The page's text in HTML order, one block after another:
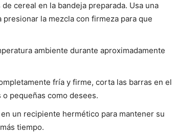
cereal en la bandeja preparada. Usa una
la mezcla con firmeza para que
ambiente durante aproximadamente
fría y firme, corta las barras en el
pequeñas como desees.
un recipiente hermético para mantener su
tiempo.